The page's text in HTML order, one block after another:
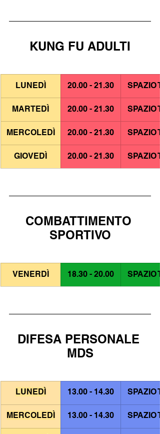
KUNG FU ADULTI
LUNEDÌ 20.00 - 21.30 SPAZIO
MARTEDÌ 20.00 - 21.30 SPAZIO
MERCOLEDÌ 20.00 - 21.30 SPAZIO
GIOVEDÌ 20.00 - 21.30 SPAZIO
COMBATTIMENTO
SPORTIVO
VENERDÌ 18.30 - 20.00 SPAZIO
DIFESA PERSONALE
MDS
LUNEDÌ 13.00 - 14.30 SPAZIO
MERCOLEDÌ 13.00 - 14.30 SPAZIO